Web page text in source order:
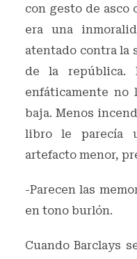
con gesto de
era una
atentado contra la
de la república.
enfáticamente no
baja. Menos
libro le parecía
artefacto menor,
-Parecen las
en tono burlón.
Cuando Barclays